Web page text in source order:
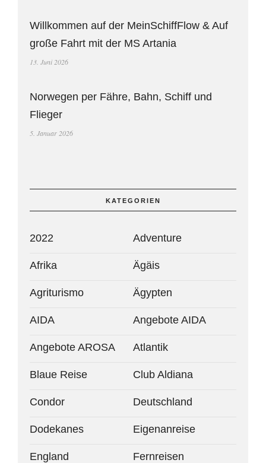
Willkommen auf der MeinSchiffFlow & Auf
große Fahrt mit der MS Artania
13. Juni 2026
Norwegen per Fähre, Bahn, Schiff und
Flieger
5. Januar 2026
KATEGORIEN
2022 Adventure
Afrika Ägäis
Agriturismo Ägypten
AIDA Angebote AIDA
Angebote AROSA Atlantik
Blaue Reise Club Aldiana
Condor Deutschland
Dodekanes Eigenanreise
England Fernreisen